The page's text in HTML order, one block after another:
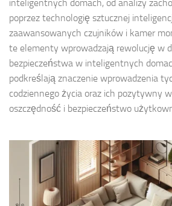
inteligentnych domach, od analizy
poprzez technologię sztucznej
zaawansowanych czujników i kamer
te elementy wprowadzają rewolucję w
bezpieczeństwa w inteligentnych
podkreślają znaczenie wprowadzenia
codziennego życia oraz ich pozytywny
oszczędność i bezpieczeństwo